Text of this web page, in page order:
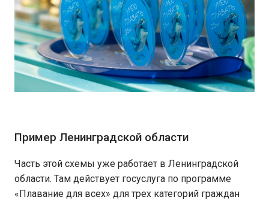
Пример Ленинградской области
Часть этой схемы уже работает в Ленинградской
области. Там действует госуслуга по программе
«Плавание для всех» для трех категорий граждан